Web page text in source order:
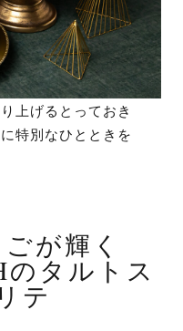
上げるとっておき
特別なひとときを
が輝く
タルトス
テ